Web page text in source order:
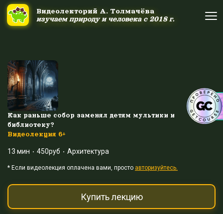
Ссылка на это место страницы: #uppage
Видеолекторий А. Толмачёва
изучаем природу и человека с 2018 г.
Научные шоу и путешествия
Акция дня
Видеолекторий А. Толмачёва
изучаем природу и человека с 2018 г.
Научные шоу и путешествия
Акция дня
Как раньше собор заменял детям мультики и
библиотеку?
Видеолекция 6+
13 мин 450руб Архитектура
* Eсли видеолекция оплачена вами, просто авторизуйтесь.
Купить лекцию